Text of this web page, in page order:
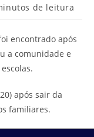
de leitura
encontrado após
a comunidade e
após sair da
familiares.